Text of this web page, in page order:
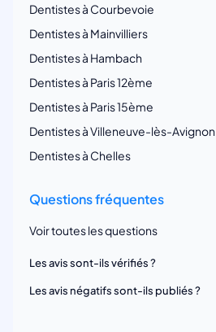
Dentistes à Courbevoie
Dentistes à Mainvilliers
Dentistes à Hambach
Dentistes à Paris 12ème
Dentistes à Paris 15ème
Dentistes à Villeneuve-lès-Avignon
Dentistes à Chelles
Questions fréquentes
Voir toutes les questions
Les avis sont-ils vérifiés ?
Les avis négatifs sont-ils publiés ?